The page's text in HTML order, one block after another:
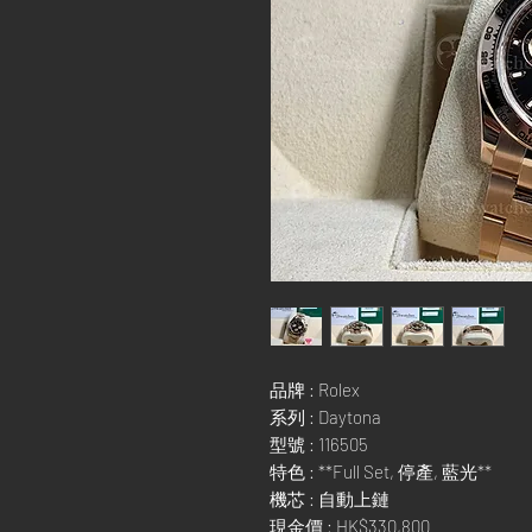
品牌 : Rolex
系列 : Daytona
型號 : 116505
特色 : **Full Set, 停產, 藍光**
機芯 : 自動上鏈
現金價 : HK$330,800